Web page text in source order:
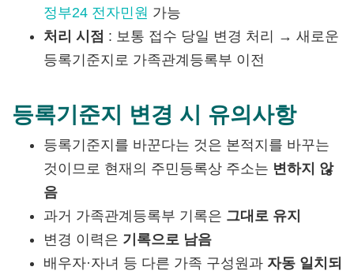
정부24 전자민원 가능
처리 시점 : 보통 접수 당일 변경 처리 → 새로운
등록기준지로 가족관계등록부 이전
등록기준지 변경 시 유의사항
등록기준지를 바꾼다는 것은 본적지를 바꾸는
것이므로 현재의 주민등록상 주소는 변하지 않
음
과거 가족관계등록부 기록은 그대로 유지
변경 이력은 기록으로 남음
배우자·자녀 등 다른 가족 구성원과 자동 일치되